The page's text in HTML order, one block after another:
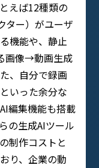
えば12種類の
ター）がユーザ
機能や、静止
画像→動画生成
、自分で録画
いった余分な
編集機能も搭載
の生成AIツール
制作コストと
り、企業の動